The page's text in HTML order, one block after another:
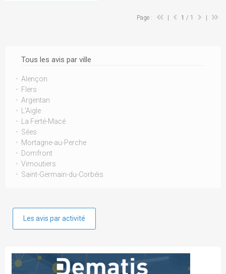
Tous les avis par ville
Alençon
Flers
Argentan
L'Aigle
La Ferté-Macé
Sées
Mortagne-au-Perche
Domfront
Vimoutiers
Saint-Germain-du-Corbéis
Les avis par activité
Page : 1 / 1